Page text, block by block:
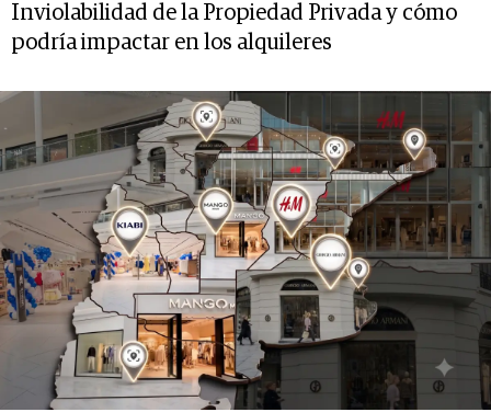
Inviolabilidad de la Propiedad Privada y cómo
podría impactar en los alquileres